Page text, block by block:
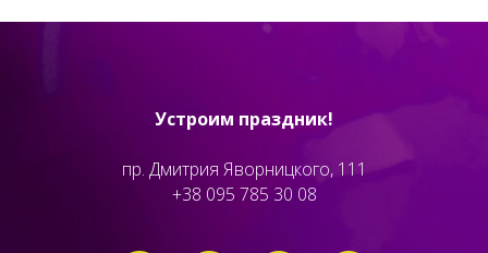
Устроим праздник!
пр. Дмитрия Яворницкого, 111
+38 095 785 30 08